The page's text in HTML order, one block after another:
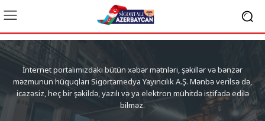
İnternet portalımızdakı bütün xəbər mətnləri, şəkillər və bənzər
məzmunun hüquqları Sigortamedya Yayıncılık A.Ş. Mənbə verilsə də,
icazəsiz, heç bir şəkildə, yazılı və ya elektron mühitdə istifadə edilə
bilməz.